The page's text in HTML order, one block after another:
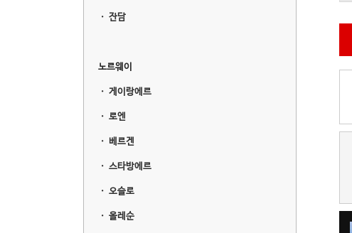
ㆍ 잔담
노르웨이
ㆍ 게이랑에르
ㆍ 로엔
ㆍ 베르겐
ㆍ 스타방에르
ㆍ 오슬로
ㆍ 올레순